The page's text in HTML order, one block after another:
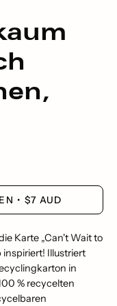
$7 AUD
Karte „Can't Wait to
inspiriert! Illustriert
in
% recycelten